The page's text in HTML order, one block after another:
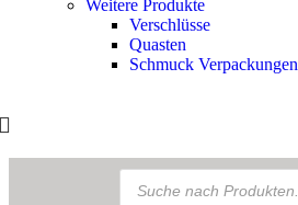
Weitere Produkte
Verschlüsse
Quasten
Schmuck Verpackungen
Products
search